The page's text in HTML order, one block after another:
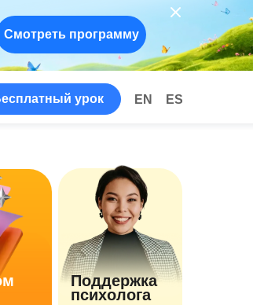
Смотреть программу
EN
урок ES
Поддержка
психолога